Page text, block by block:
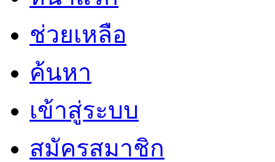
ช่วยเหลือ
ค้นหา
เข้าสู่ระบบ
สมัครสมาชิก